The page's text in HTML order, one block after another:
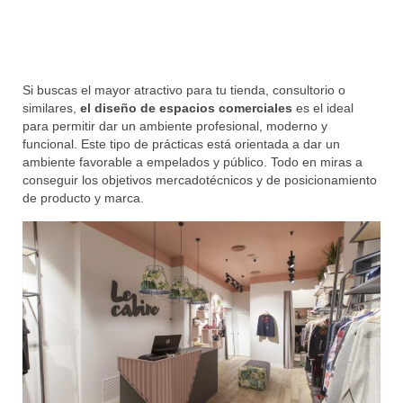
Noticias
Si buscas el mayor atractivo para tu tienda, consultorio o
similares, el diseño de espacios comerciales es el ideal
para permitir dar un ambiente profesional, moderno y
funcional. Este tipo de prácticas está orientada a dar un
ambiente favorable a empelados y público. Todo en miras a
conseguir los objetivos mercadotécnicos y de posicionamiento
de producto y marca.